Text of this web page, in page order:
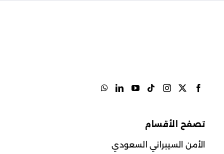
تصفح الأقسام
الأمن السيبراني السعودي